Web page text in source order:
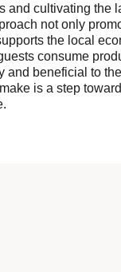
and cultivating the
not only
the local
consume
and beneficial to
is a step